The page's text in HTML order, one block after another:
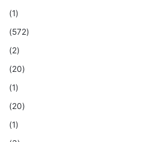
(1)
(572)
(2)
(20)
(1)
(20)
(1)